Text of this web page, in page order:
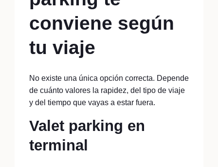
conviene según
tu viaje
No existe una única opción correcta. Depende
de cuánto valores la rapidez, del tipo de viaje
y del tiempo que vayas a estar fuera.
Valet parking en
terminal